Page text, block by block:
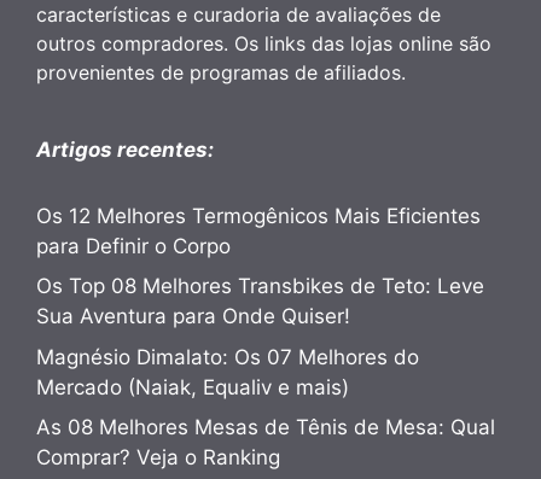
características e curadoria de avaliações de
outros compradores. Os links das lojas online são
provenientes de programas de afiliados.
Artigos recentes:
Os 12 Melhores Termogênicos Mais Eficientes
para Definir o Corpo
Os Top 08 Melhores Transbikes de Teto: Leve
Sua Aventura para Onde Quiser!
Magnésio Dimalato: Os 07 Melhores do
Mercado (Naiak, Equaliv e mais)
As 08 Melhores Mesas de Tênis de Mesa: Qual
Comprar? Veja o Ranking